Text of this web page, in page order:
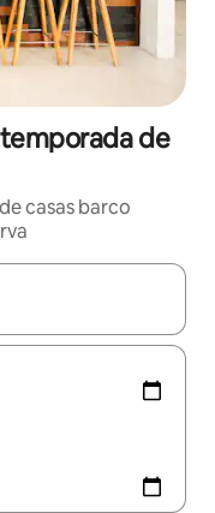
de
casas barco
explore-os